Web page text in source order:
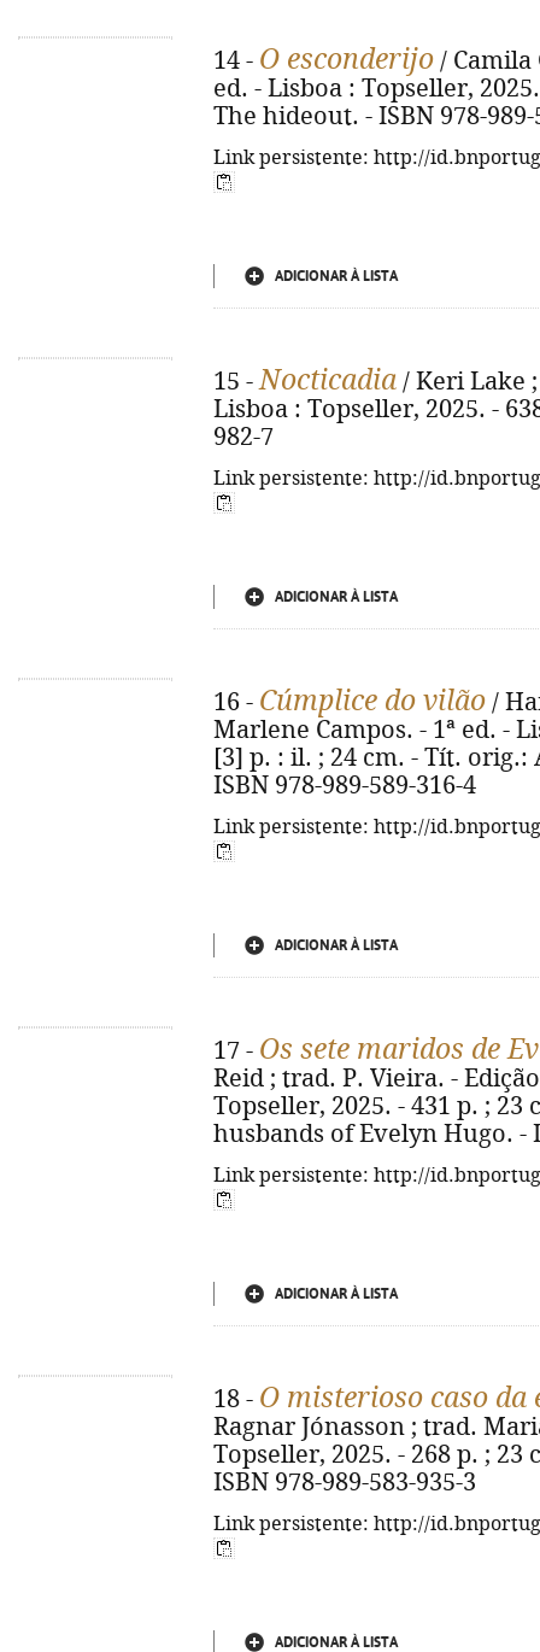
14 - O esconderijo / Camila
ed. - Lisboa : Topseller,
The hideout. - ISBN 978-989-
Link persistente: http://
ADICIONAR À LISTA
15 -Nocticadia / Keri Lake
Lisboa : Topseller, 2025. -
982-7
Link persistente: http://
ADICIONAR À LISTA
16 - Cúmplice do vilão /
Marlene Campos. - 1ª ed. -
[3] p. : il. ; 24 cm. - Tít.
ISBN 978-989-589-316-4
Link persistente: http://
ADICIONAR À LISTA
17 - Os sete maridos de
Reid ; trad. P. Vieira. -
Topseller, 2025. - 431 p. ;
husbands of Evelyn Hugo. -
Link persistente: http://
ADICIONAR À LISTA
18 - O misterioso caso
Ragnar Jónasson ; trad.
Topseller, 2025. - 268 p. ;
ISBN 978-989-583-935-3
Link persistente: http://
ADICIONAR À LISTA